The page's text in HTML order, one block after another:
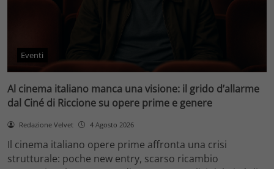
Eventi
Al cinema italiano manca una visione: il grido d’allarme
dal Ciné di Riccione su opere prime e genere
Redazione Velvet 4 Agosto 2026
Il cinema italiano opere prime affronta una crisi
strutturale: poche new entry, scarso ricambio